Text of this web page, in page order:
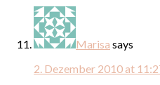
Marisa says
2. Dezember 2010 at